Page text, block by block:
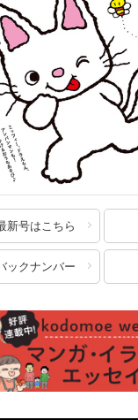
新号はこちら
ックナンバー